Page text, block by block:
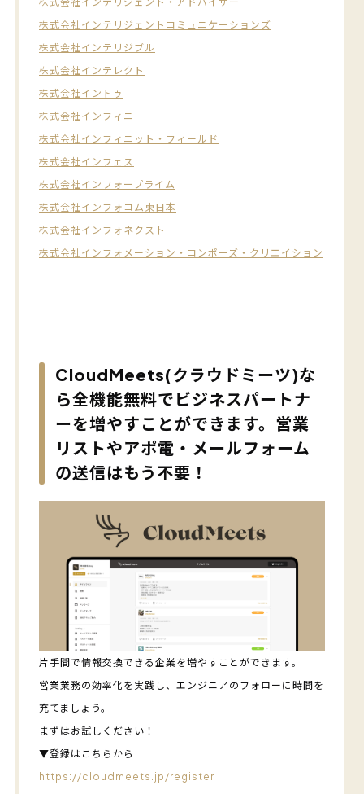
株式会社インテリジェントコミュニケーションズ
株式会社インテリジブル
株式会社インテレクト
株式会社イントゥ
株式会社インフィニ
株式会社インフィニット・フィールド
株式会社インフェス
株式会社インフォープライム
株式会社インフォコム東日本
株式会社インフォネクスト
株式会社インフォメーション・コンポーズ・クリエイション
CloudMeets(クラウドミーツ)な
ら全機能無料でビジネスパートナ
ーを増やすことができます。営業
リストやアポ電・メールフォーム
の送信はもう不要！
片手間で情報交換できる企業を増やすことができます。
営業業務の効率化を実践し、エンジニアのフォローに時間を
充てましょう。
まずはお試しください！
▼登録はこちらから
https://cloudmeets.jp/register